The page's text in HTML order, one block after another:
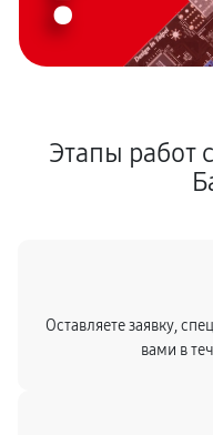
Этапы работ
Оставляете заявку,
вами в